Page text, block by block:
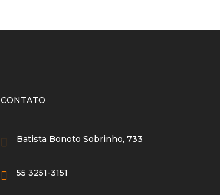
CONTATO
Batista Bonoto Sobrinho, 733
55 3251-3151